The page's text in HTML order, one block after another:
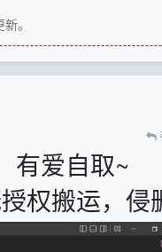
。
有爱自取~
权搬运，侵